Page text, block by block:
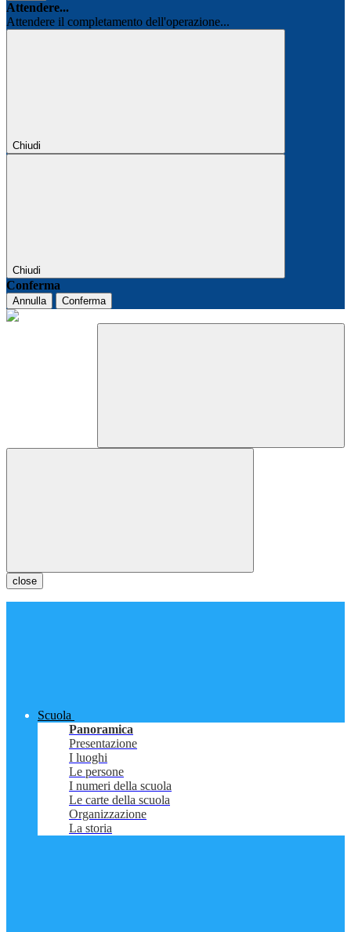
Attendere...
Attendere il completamento dell'operazione...
Chiudi
Chiudi
Conferma
Annulla Conferma
close
Scuola
Panoramica
Presentazione
I luoghi
Le persone
I numeri della scuola
Le carte della scuola
Organizzazione
La storia